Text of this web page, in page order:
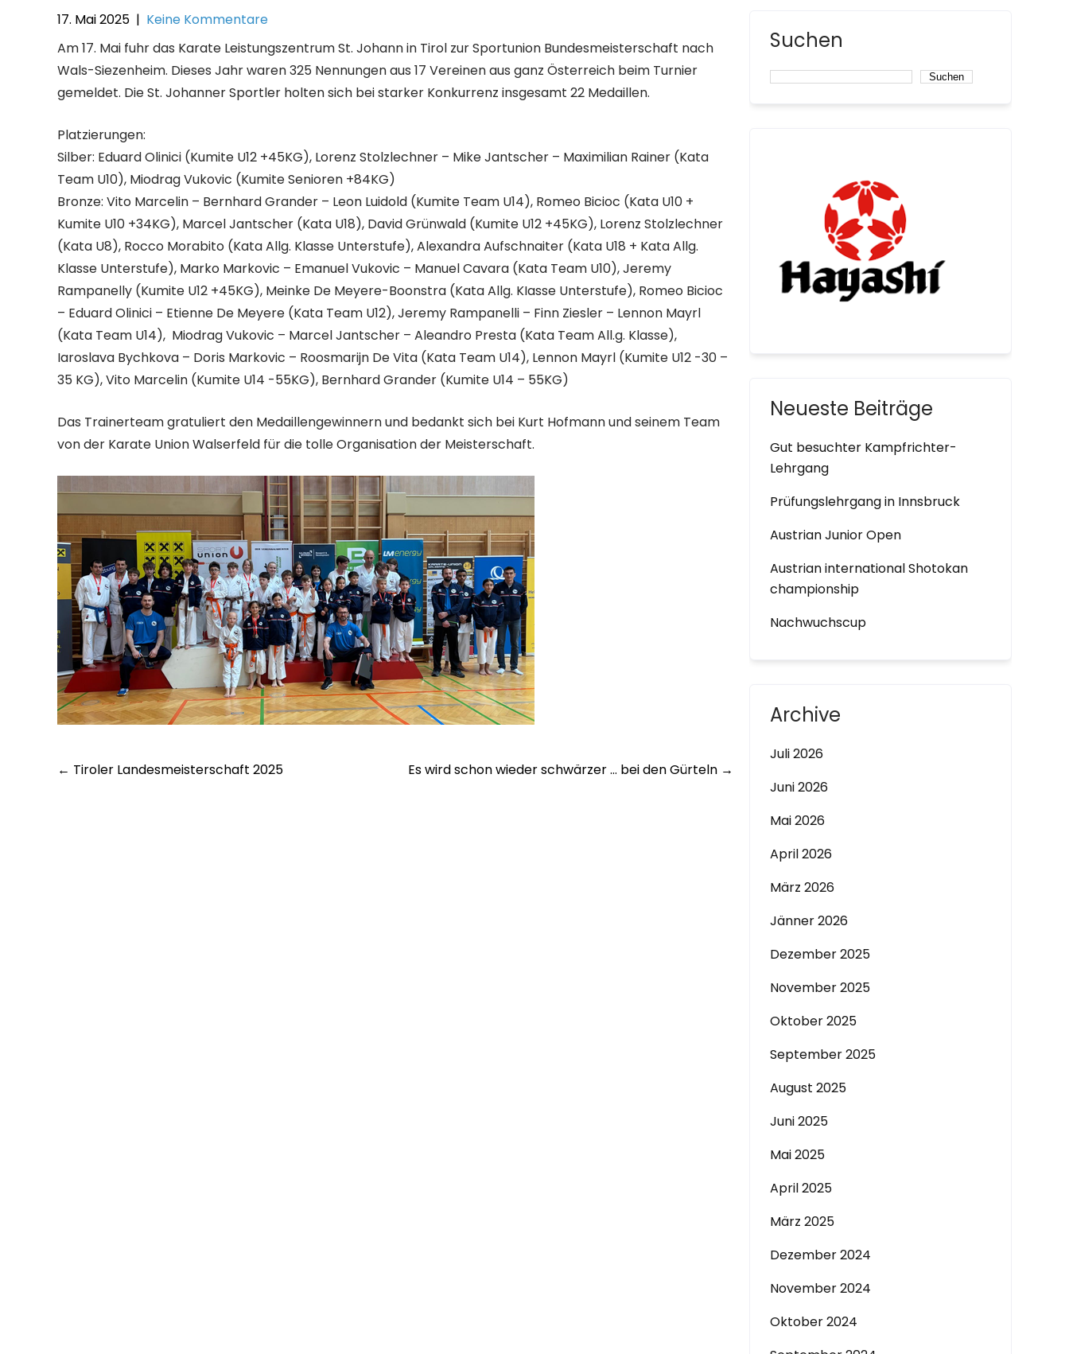
17. Mai 2025 | Keine Kommentare
Am 17. Mai fuhr das Karate Leistungszentrum St. Johann in Tirol zur Sportunion Bundesmeisterschaft nach
Wals-Siezenheim. Dieses Jahr waren 325 Nennungen aus 17 Vereinen aus ganz Österreich beim Turnier
gemeldet. Die St. Johanner Sportler holten sich bei starker Konkurrenz insgesamt 22 Medaillen.
Platzierungen:
Silber: Eduard Olinici (Kumite U12 +45KG), Lorenz Stolzlechner – Mike Jantscher – Maximilian Rainer (Kata
Team U10), Miodrag Vukovic (Kumite Senioren +84KG)
Bronze: Vito Marcelin – Bernhard Grander – Leon Luidold (Kumite Team U14), Romeo Bicioc (Kata U10 +
Kumite U10 +34KG), Marcel Jantscher (Kata U18), David Grünwald (Kumite U12 +45KG), Lorenz Stolzlechner
(Kata U8), Rocco Morabito (Kata Allg. Klasse Unterstufe), Alexandra Aufschnaiter (Kata U18 + Kata Allg.
Klasse Unterstufe), Marko Markovic – Emanuel Vukovic – Manuel Cavara (Kata Team U10), Jeremy
Rampanelly (Kumite U12 +45KG), Meinke De Meyere-Boonstra (Kata Allg. KIasse Unterstufe), Romeo Bicioc
– Eduard Olinici – Etienne De Meyere (Kata Team U12), Jeremy Rampanelli – Finn Ziesler – Lennon Mayrl
(Kata Team U14), Miodrag Vukovic – Marcel Jantscher – Aleandro Presta (Kata Team All.g. Klasse),
Iaroslava Bychkova – Doris Markovic – Roosmarijn De Vita (Kata Team U14), Lennon Mayrl (Kumite U12 -30 –
35 KG), Vito Marcelin (Kumite U14 -55KG), Bernhard Grander (Kumite U14 – 55KG)
Das Trainerteam gratuliert den Medaillengewinnern und bedankt sich bei Kurt Hofmann und seinem Team
von der Karate Union Walserfeld für die tolle Organisation der Meisterschaft.
Post
← Tiroler Landesmeisterschaft 2025 Es wird schon wieder schwärzer … bei den Gürteln →
Suchen
Suchen
Neueste Beiträge
Gut besuchter Kampfrichter-
Lehrgang
Prüfungslehrgang in Innsbruck
Austrian Junior Open
Austrian international Shotokan
championship
Nachwuchscup
Archive
Juli 2026
Juni 2026
Mai 2026
April 2026
März 2026
Jänner 2026
Dezember 2025
November 2025
Oktober 2025
September 2025
August 2025
Juni 2025
Mai 2025
April 2025
März 2025
Dezember 2024
November 2024
Oktober 2024